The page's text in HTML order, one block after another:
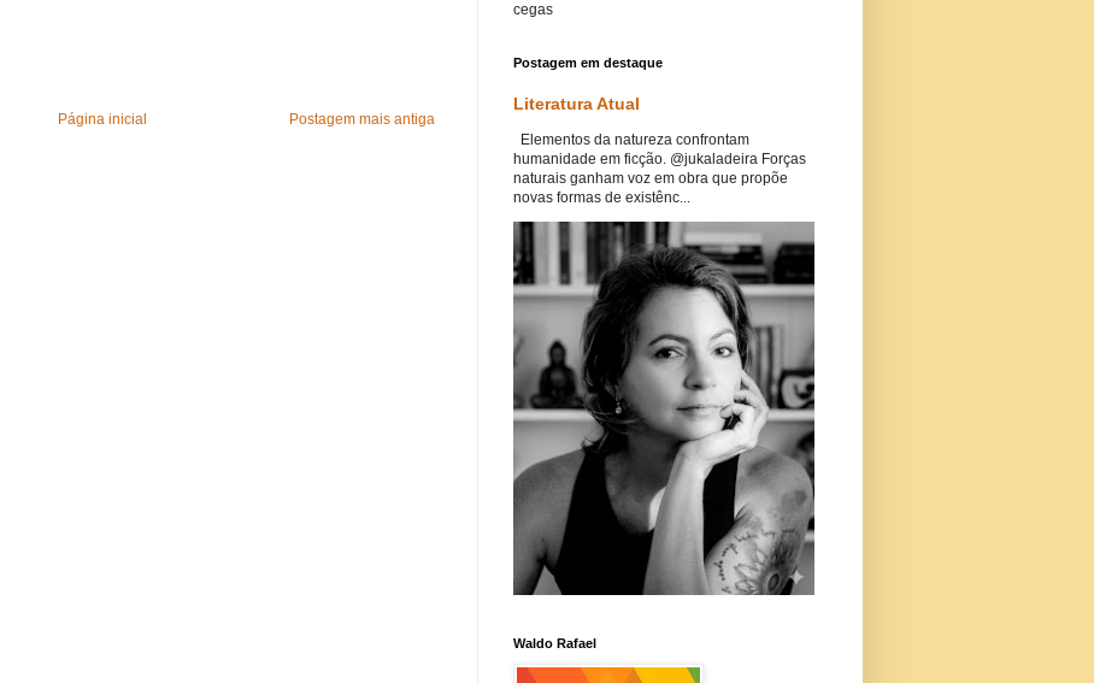
Postagem mais antiga
Página inicial
cegas
Postagem em destaque
Literatura Atual
Elementos da natureza confrontam
humanidade em ficção. @jukaladeira Forças
naturais ganham voz em obra que propõe
novas formas de existênc...
Waldo Rafael